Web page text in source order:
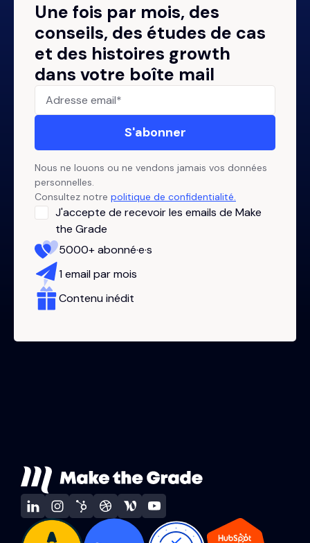
Une fois par mois, des
conseils, des études de cas
et des histoires growth
dans votre boîte mail
Nous ne louons ou ne vendons jamais vos données
personnelles.
Consultez notre politique de confidentialité.
J'accepte de recevoir les emails de Make
the Grade
5000+ abonné·e·s
1 email par mois
Contenu inédit